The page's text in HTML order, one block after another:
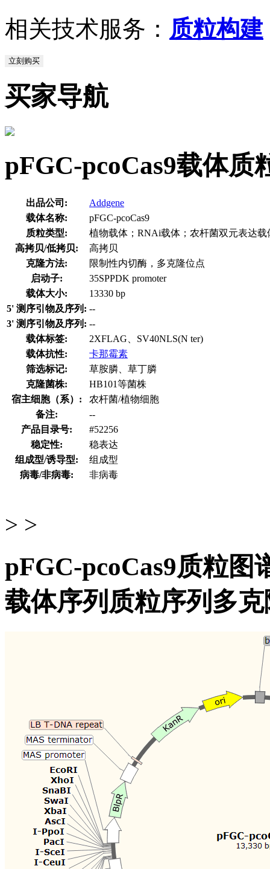
相关技术服务： 质粒构建
立刻购买
买家导航
pFGC-pcoCas9载体质
出品公司:
Addgene
载体名称:
pFGC-pcoCas9
质粒类型:
植物载体；RNAi载体；农杆菌双元表达载
高拷贝/低拷贝:
高拷贝
克隆方法:
限制性内切酶，多克隆位点
启动子:
35SPPDK promoter
载体大小:
13330 bp
5' 测序引物及序列: --
3' 测序引物及序列: --
载体标签:
2XFLAG、SV40NLS(N ter)
载体抗性:
卡那霉素
筛选标记:
草胺膦、草丁膦
克隆菌株:
HB101等菌株
宿主细胞（系）:
农杆菌/植物细胞
备注:
--
产品目录号:
#52256
稳定性:
稳表达
组成型/诱导型:
组成型
病毒/非病毒:
非病毒
> >
pFGC-pcoCas9质粒图
载体序列质粒序列多